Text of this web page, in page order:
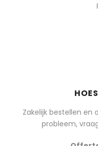
Zakelijk bestellen en
probleem,